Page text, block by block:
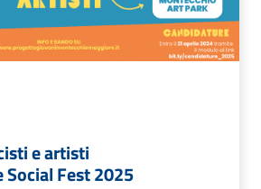
e artisti
Fest 2025